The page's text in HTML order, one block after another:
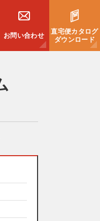
お問い合わせ
直宅便カタログ
ダウンロード